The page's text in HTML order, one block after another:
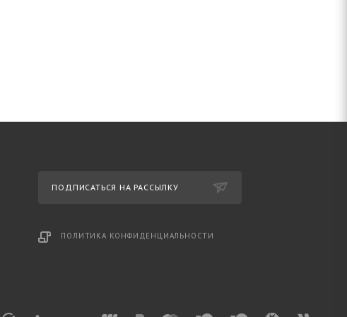
ПОДПИСАТЬСЯ НА РАССЫЛКУ
ПОЛИТИКА КОНФИДЕНЦИАЛЬНОСТИ